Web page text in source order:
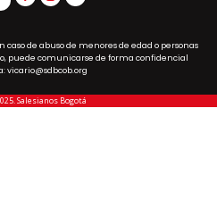
de abuso de menores de edad o personas
puede comunicarse de forma confidencial
vicario@sdbcob.org
Salesianos Bogotá